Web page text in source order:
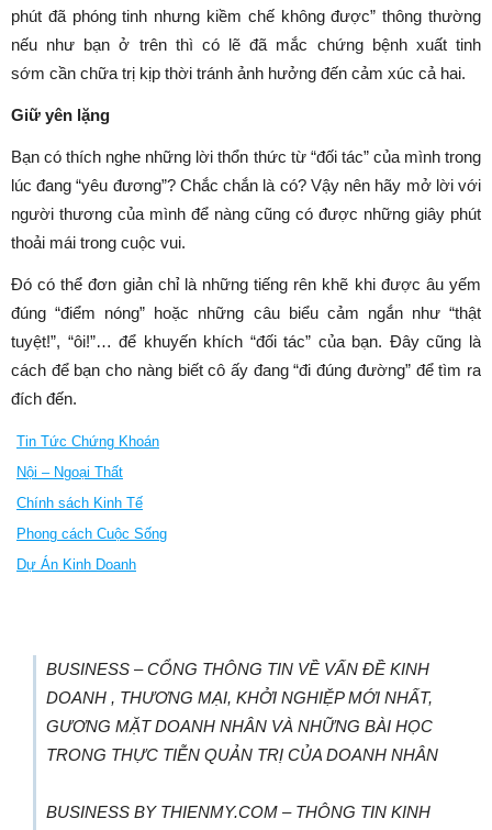
phút đã phóng tinh nhưng kiềm chế không được” thông thường
nếu như bạn ở trên thì có lẽ đã mắc chứng bệnh xuất tinh
sớm cần chữa trị kịp thời tránh ảnh hưởng đến cảm xúc cả hai.
Giữ yên lặng
Bạn có thích nghe những lời thổn thức từ “đối tác” của mình trong
lúc đang “yêu đương”? Chắc chắn là có? Vậy nên hãy mở lời với
người thương của mình để nàng cũng có được những giây phút
thoải mái trong cuộc vui.
Đó có thể đơn giản chỉ là những tiếng rên khẽ khi được âu yếm
đúng “điểm nóng” hoặc những câu biểu cảm ngắn như “thật
tuyệt!”, “ôi!”… để khuyến khích “đối tác” của bạn. Đây cũng là
cách để bạn cho nàng biết cô ấy đang “đi đúng đường” để tìm ra
đích đến.
Tin Tức Chứng Khoán
Nội – Ngoại Thất
Chính sách Kinh Tế
Phong cách Cuộc Sống
Dự Án Kinh Doanh
BUSINESS – CỔNG THÔNG TIN VỀ VẤN ĐỀ KINH
DOANH , THƯƠNG MẠI, KHỞI NGHIỆP MỚI NHẤT,
GƯƠNG MẶT DOANH NHÂN VÀ NHỮNG BÀI HỌC
TRONG THỰC TIỄN QUẢN TRỊ CỦA DOANH NHÂN
BUSINESS BY THIENMY.COM – THÔNG TIN KINH